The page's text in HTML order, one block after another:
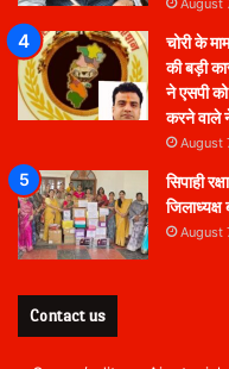
August
चोरी के
की बड़ी
ने एसपी
करने वाले
August
सिपाही
August
Contact us